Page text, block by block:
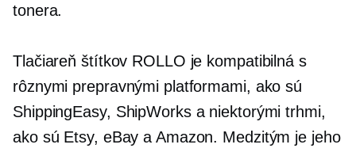
tonera.
Tlačiareň štítkov ROLLO je kompatibilná s
rôznymi prepravnými platformami, ako sú
ShippingEasy, ShipWorks a niektorými trhmi,
ako sú Etsy, eBay a Amazon. Medzitým je jeho